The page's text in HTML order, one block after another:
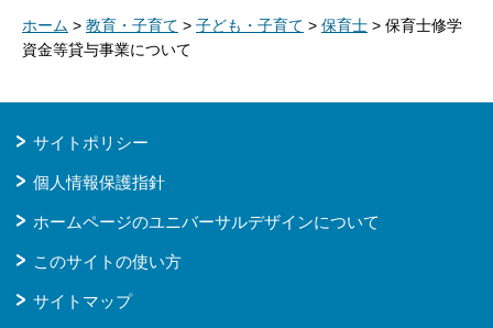
ホーム > 教育・子育て > 子ども・子育て > 保育士 > 保育士修学
資金等貸与事業について
サイトポリシー
個人情報保護指針
ホームページのユニバーサルデザインについて
このサイトの使い方
サイトマップ